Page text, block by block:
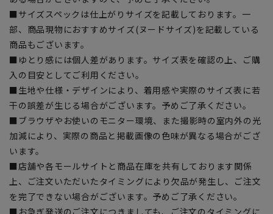
■サイズスペックは仕上がりサイズを記載しております。一
部、商品現物におすすめサイズ(ヌードサイズ)を記載している
商品もございます。
■ゆとり感には個人差があります。サイズ表を確認の上、ご購
入の目安としてご利用ください。
■生地や仕様・デザインにより、着用感や実際のサイズ表に若
干の誤差が生じる場合がございます。予めご了承ください。
■ブラウザやお使いのモニター環境、また撮影時の室内外の光
加減により、実際の商品と掲載画像の色味が異なる場合がござ
います。
■店舗や各モールサイトと商品在庫を共有しております関係
上、ご注文いただいたタイミングにより欠品が発生し、ご注文
を完了できない場合がございます。予めご了承ください。
■お急ぎ発送のご注文につきましても、ご注文のタイミングに